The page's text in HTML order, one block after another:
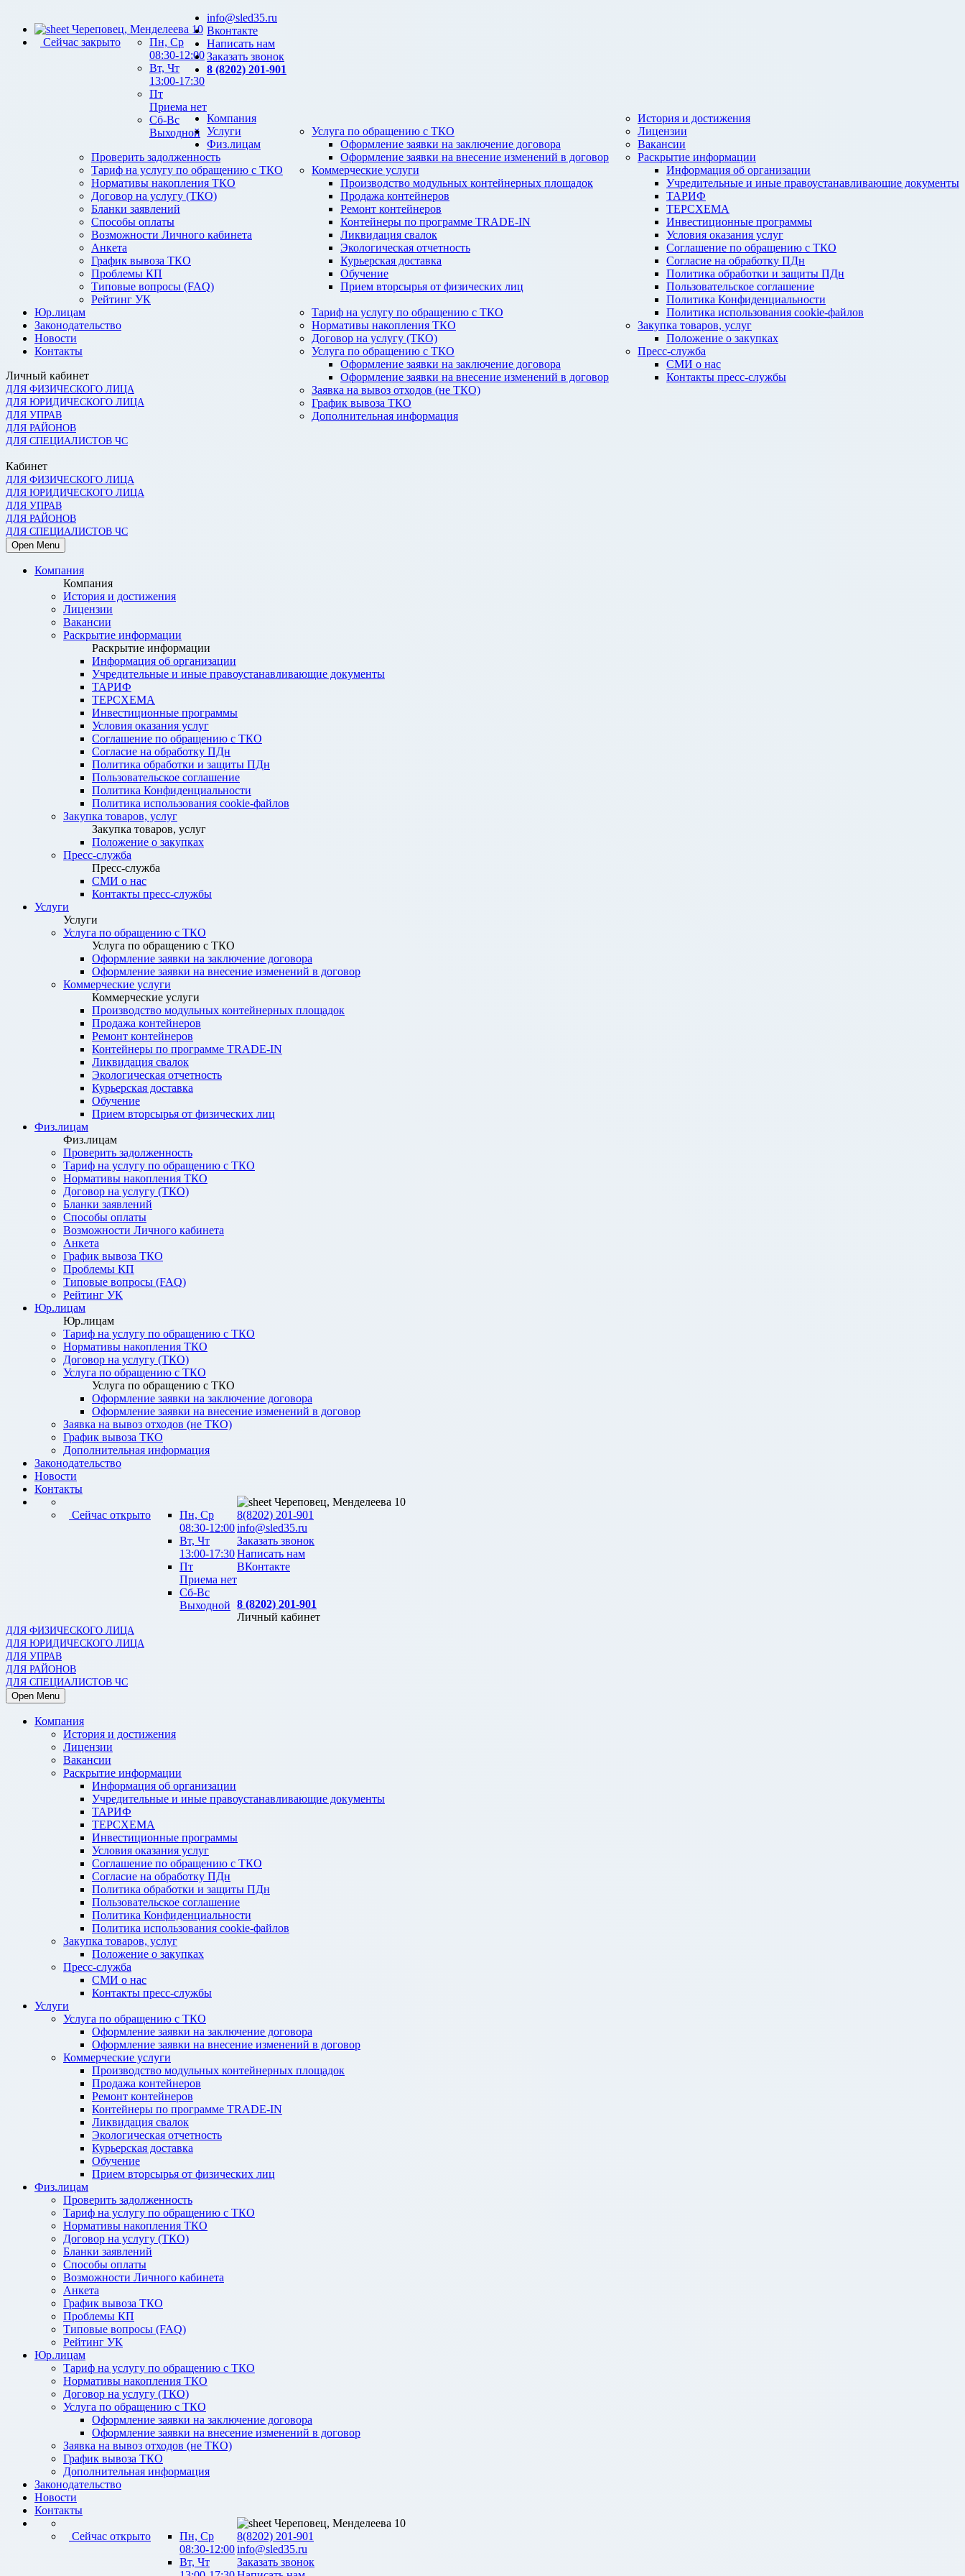
Череповец, Менделеева 10
Сейчас закрыто
Пн, Ср
08:30-12:00
Вт, Чт
13:00-17:30
Пт
Приема нет
Сб-Вс
Выходной
info@sled35.ru
Вконтакте
Написать нам
Заказать звонок
8 (8202) 201-901
Компания
История и достижения
Лицензии
Вакансии
Раскрытие информации
Информация об организации
Учредительные и иные правоустанавливающие документы
ТАРИФ
ТЕРСХЕМА
Инвестиционные программы
Условия оказания услуг
Соглашение по обращению с ТКО
Согласие на обработку ПДн
Политика обработки и защиты ПДн
Пользовательское соглашение
Политика Конфиденциальности
Политика использования cookie-файлов
Закупка товаров, услуг
Положение о закупках
Пресс-служба
СМИ о нас
Контакты пресс-службы
Услуги
Услуга по обращению с ТКО
Оформление заявки на заключение договора
Оформление заявки на внесение изменений в договор
Коммерческие услуги
Производство модульных контейнерных площадок
Продажа контейнеров
Ремонт контейнеров
Контейнеры по программе TRADE-IN
Ликвидация свалок
Экологическая отчетность
Курьерская доставка
Обучение
Прием вторсырья от физических лиц
Физ.лицам
Проверить задолженность
Тариф на услугу по обращению с ТКО
Нормативы накопления ТКО
Договор на услугу (ТКО)
Бланки заявлений
Способы оплаты
Возможности Личного кабинета
Анкета
График вывоза ТКО
Проблемы КП
Типовые вопросы (FAQ)
Рейтинг УК
Юр.лицам
Тариф на услугу по обращению с ТКО
Нормативы накопления ТКО
Договор на услугу (ТКО)
Услуга по обращению с ТКО
Оформление заявки на заключение договора
Оформление заявки на внесение изменений в договор
Заявка на вывоз отходов (не ТКО)
График вывоза ТКО
Дополнительная информация
Законодательство
Новости
Контакты
Личный кабинет
ДЛЯ ФИЗИЧЕСКОГО ЛИЦА
ДЛЯ ЮРИДИЧЕСКОГО ЛИЦА
ДЛЯ УПРАВ
ДЛЯ РАЙОНОВ
ДЛЯ СПЕЦИАЛИСТОВ ЧС
Кабинет
ДЛЯ ФИЗИЧЕСКОГО ЛИЦА
ДЛЯ ЮРИДИЧЕСКОГО ЛИЦА
ДЛЯ УПРАВ
ДЛЯ РАЙОНОВ
ДЛЯ СПЕЦИАЛИСТОВ ЧС
Open Menu
Компания
Компания
История и достижения
Лицензии
Вакансии
Раскрытие информации
Раскрытие информации
Информация об организации
Учредительные и иные правоустанавливающие документы
ТАРИФ
ТЕРСХЕМА
Инвестиционные программы
Условия оказания услуг
Соглашение по обращению с ТКО
Согласие на обработку ПДн
Политика обработки и защиты ПДн
Пользовательское соглашение
Политика Конфиденциальности
Политика использования cookie-файлов
Закупка товаров, услуг
Закупка товаров, услуг
Положение о закупках
Пресс-служба
Пресс-служба
СМИ о нас
Контакты пресс-службы
Услуги
Услуги
Услуга по обращению с ТКО
Услуга по обращению с ТКО
Оформление заявки на заключение договора
Оформление заявки на внесение изменений в договор
Коммерческие услуги
Коммерческие услуги
Производство модульных контейнерных площадок
Продажа контейнеров
Ремонт контейнеров
Контейнеры по программе TRADE-IN
Ликвидация свалок
Экологическая отчетность
Курьерская доставка
Обучение
Прием вторсырья от физических лиц
Физ.лицам
Физ.лицам
Проверить задолженность
Тариф на услугу по обращению с ТКО
Нормативы накопления ТКО
Договор на услугу (ТКО)
Бланки заявлений
Способы оплаты
Возможности Личного кабинета
Анкета
График вывоза ТКО
Проблемы КП
Типовые вопросы (FAQ)
Рейтинг УК
Юр.лицам
Юр.лицам
Тариф на услугу по обращению с ТКО
Нормативы накопления ТКО
Договор на услугу (ТКО)
Услуга по обращению с ТКО
Услуга по обращению с ТКО
Оформление заявки на заключение договора
Оформление заявки на внесение изменений в договор
Заявка на вывоз отходов (не ТКО)
График вывоза ТКО
Дополнительная информация
Законодательство
Новости
Контакты
Сейчас открыто
Пн, Ср
08:30-12:00
Вт, Чт
13:00-17:30
Пт
Приема нет
Сб-Вс
Выходной
Череповец, Менделеева 10
8(8202) 201-901
info@sled35.ru
Заказать звонок
Написать нам
ВКонтакте
8 (8202) 201-901
Личный кабинет
ДЛЯ ФИЗИЧЕСКОГО ЛИЦА
ДЛЯ ЮРИДИЧЕСКОГО ЛИЦА
ДЛЯ УПРАВ
ДЛЯ РАЙОНОВ
ДЛЯ СПЕЦИАЛИСТОВ ЧС
Open Menu
Компания
История и достижения
Лицензии
Вакансии
Раскрытие информации
Информация об организации
Учредительные и иные правоустанавливающие документы
ТАРИФ
ТЕРСХЕМА
Инвестиционные программы
Условия оказания услуг
Соглашение по обращению с ТКО
Согласие на обработку ПДн
Политика обработки и защиты ПДн
Пользовательское соглашение
Политика Конфиденциальности
Политика использования cookie-файлов
Закупка товаров, услуг
Положение о закупках
Пресс-служба
СМИ о нас
Контакты пресс-службы
Услуги
Услуга по обращению с ТКО
Оформление заявки на заключение договора
Оформление заявки на внесение изменений в договор
Коммерческие услуги
Производство модульных контейнерных площадок
Продажа контейнеров
Ремонт контейнеров
Контейнеры по программе TRADE-IN
Ликвидация свалок
Экологическая отчетность
Курьерская доставка
Обучение
Прием вторсырья от физических лиц
Физ.лицам
Проверить задолженность
Тариф на услугу по обращению с ТКО
Нормативы накопления ТКО
Договор на услугу (ТКО)
Бланки заявлений
Способы оплаты
Возможности Личного кабинета
Анкета
График вывоза ТКО
Проблемы КП
Типовые вопросы (FAQ)
Рейтинг УК
Юр.лицам
Тариф на услугу по обращению с ТКО
Нормативы накопления ТКО
Договор на услугу (ТКО)
Услуга по обращению с ТКО
Оформление заявки на заключение договора
Оформление заявки на внесение изменений в договор
Заявка на вывоз отходов (не ТКО)
График вывоза ТКО
Дополнительная информация
Законодательство
Новости
Контакты
Сейчас открыто
Пн, Ср
08:30-12:00
Вт, Чт
Череповец, Менделеева 10
8(8202) 201-901
info@sled35.ru
Заказать звонок